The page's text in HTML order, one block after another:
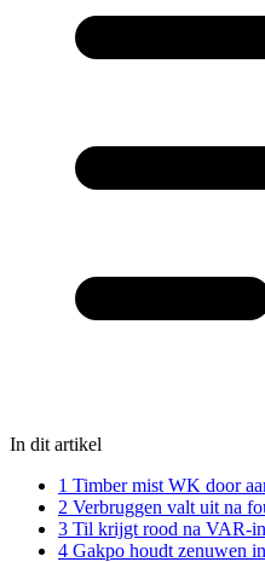
In dit artikel
1 Timber mist WK door
2 Verbruggen valt uit na
3 Til krijgt rood na VAR-
4 Gakpo houdt zenuwen